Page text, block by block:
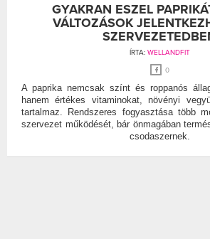
GYAKRAN ESZEL
VÁLTOZÁSOK
ÍRTA: WELLANDFIT
0
A paprika nemcsak színt és roppanós
hanem értékes vitaminokat, növényi
tartalmaz. Rendszeres fogyasztása több
szervezet működését, bár önmagában
csodaszernek.